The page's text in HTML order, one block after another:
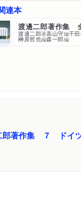
連本
渡邊二郎著作集
渡邊二郎著高山守編千
榊原哲也編森一郎編
郎著作集 ７ ドイツ